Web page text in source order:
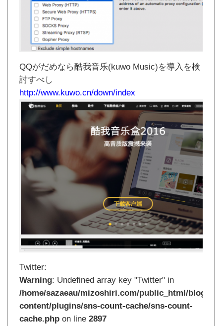
QQがだめなら酷我音乐(kuwo Music)を導入を検
討すべし
http://www.kuwo.cn/down/index
Twitter:
Warning: Undefined array key "Twitter" in
/home/sazaeau/mizoshiri.com/public_html/
content/plugins/sns-count-cache/sns-count-
cache.php on line 2897